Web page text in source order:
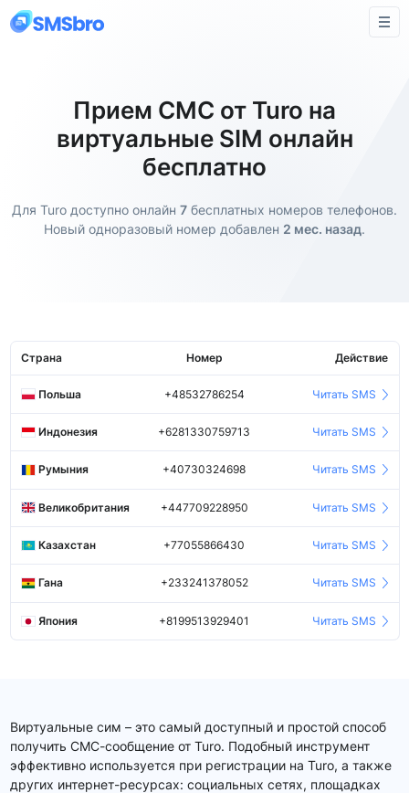
Прием СМС от Turo на
виртуальные SIM онлайн
бесплатно
Для Turo доступно онлайн 7 бесплатных номеров телефонов.
Новый одноразовый номер добавлен 2 мес. назад.
Страна Номер Действие
Польша +48532786254 Читать SMS
Индонезия +6281330759713 Читать SMS
Румыния +40730324698 Читать SMS
Великобритания +447709228950 Читать SMS
Казахстан +77055866430 Читать SMS
Гана +233241378052 Читать SMS
Япония +8199513929401 Читать SMS
Виртуальные сим – это самый доступный и простой способ
получить СМС-сообщение от Turo. Подобный инструмент
эффективно используется при регистрации на Turo, а также
других интернет-ресурсах: социальных сетях, площадках